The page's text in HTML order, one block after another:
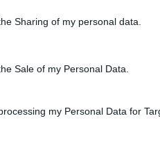
Sharing of my personal data.
Sale of my Personal Data.
my Personal Data for